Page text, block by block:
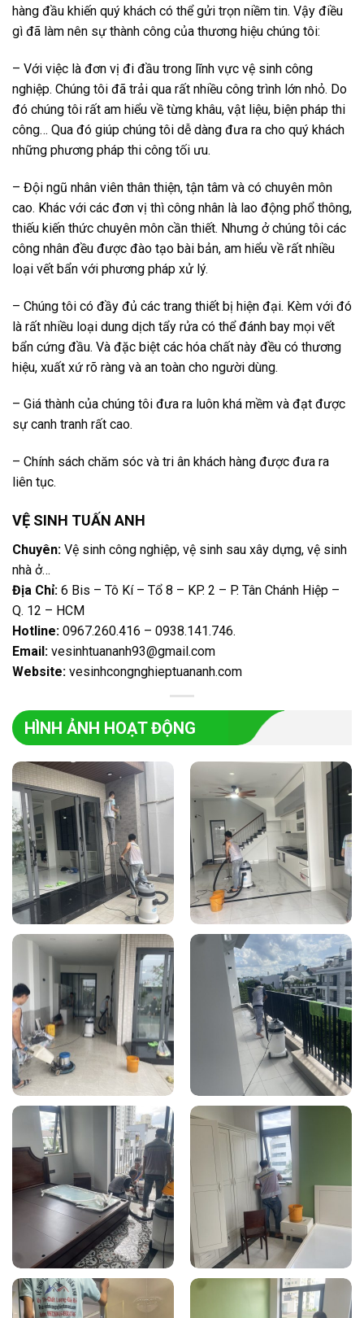
hàng đầu khiến quý khách có thể gửi trọn niềm tin. Vậy điều
gì đã làm nên sự thành công của thương hiệu chúng tôi:
– Với việc là đơn vị đi đầu trong lĩnh vực vệ sinh công
nghiệp. Chúng tôi đã trải qua rất nhiều công trình lớn nhỏ. Do
đó chúng tôi rất am hiểu về từng khâu, vật liệu, biện pháp thi
công… Qua đó giúp chúng tôi dễ dàng đưa ra cho quý khách
những phương pháp thi công tối ưu.
– Đội ngũ nhân viên thân thiện, tận tâm và có chuyên môn
cao. Khác với các đơn vị thì công nhân là lao động phổ thông,
thiếu kiến thức chuyên môn cần thiết. Nhưng ở chúng tôi các
công nhân đều được đào tạo bài bản, am hiểu về rất nhiều
loại vết bẩn với phương pháp xử lý.
– Chúng tôi có đầy đủ các trang thiết bị hiện đại. Kèm với đó
là rất nhiều loại dung dịch tẩy rửa có thể đánh bay mọi vết
bẩn cứng đầu. Và đặc biệt các hóa chất này đều có thương
hiệu, xuất xứ rõ ràng và an toàn cho người dùng.
– Giá thành của chúng tôi đưa ra luôn khá mềm và đạt được
sự canh tranh rất cao.
– Chính sách chăm sóc và tri ân khách hàng được đưa ra
liên tục.
VỆ SINH TUẤN ANH
Chuyên: Vệ sinh công nghiệp, vệ sinh sau xây dựng, vệ sinh
nhà ở…
Địa Chỉ: 6 Bis – Tô Kí – Tổ 8 – KP. 2 – P. Tân Chánh Hiệp –
Q. 12 – HCM
Hotline: 0967.260.416 – 0938.141.746.
Email: vesinhtuananh93@gmail.com
Website: vesinhcongnghieptuananh.com
HÌNH ẢNH HOẠT ĐỘNG